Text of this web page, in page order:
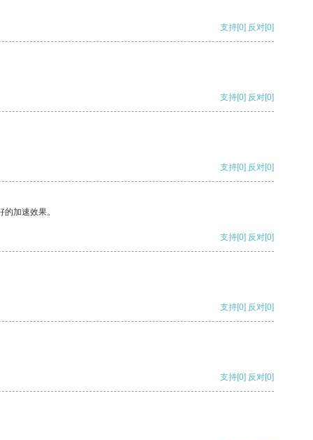
支持[0] 反对[0]
支持[0] 反对[0]
支持[0] 反对[0]
加速效果。
支持[0] 反对[0]
支持[0] 反对[0]
支持[0] 反对[0]